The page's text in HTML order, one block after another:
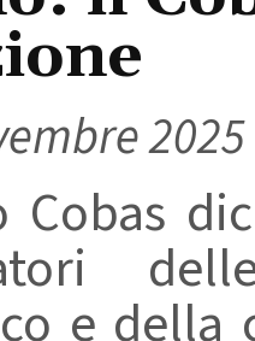
2025
Cobas
e della